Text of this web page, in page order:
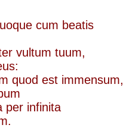
cum beatis
vultum tuum,
quod est immensum,
per infinita